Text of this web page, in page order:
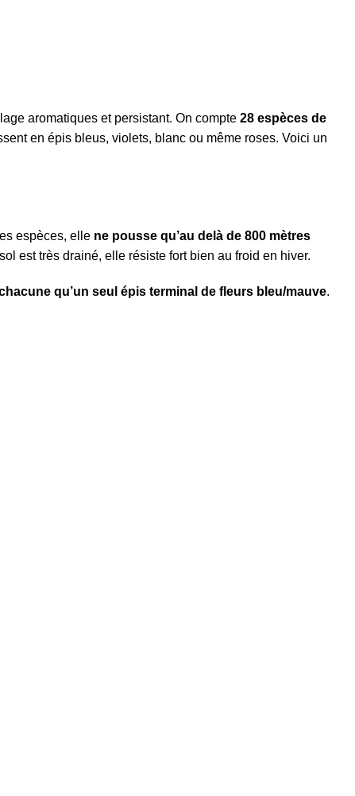
aromatiques et persistant. On compte 28 espèces de
en épis bleus, violets, blanc ou même roses. Voici un
espèces, elle ne pousse qu’au delà de 800 mètres
est très drainé, elle résiste fort bien au froid en hiver.
qu’un seul épis terminal de fleurs bleu/mauve.